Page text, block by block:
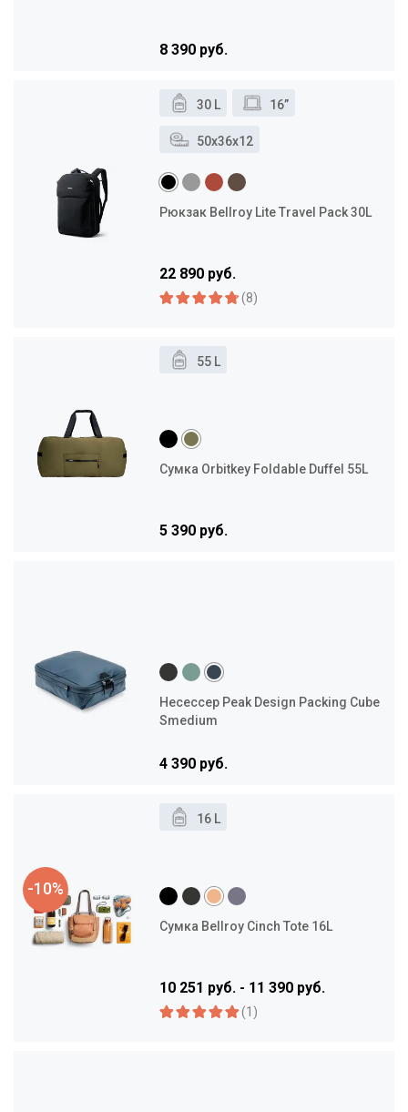
8 390 руб.
30 L 16”
50x36x12
Рюкзак Bellroy Lite Travel Pack 30L
22 890 руб.
(8)
55 L
Сумка Orbitkey Foldable Duffel 55L
5 390 руб.
Несессер Peak Design Packing Cube
Smedium
4 390 руб.
-10%
16 L
Сумка Bellroy Cinch Tote 16L
10 251 руб. - 11 390 руб.
(1)